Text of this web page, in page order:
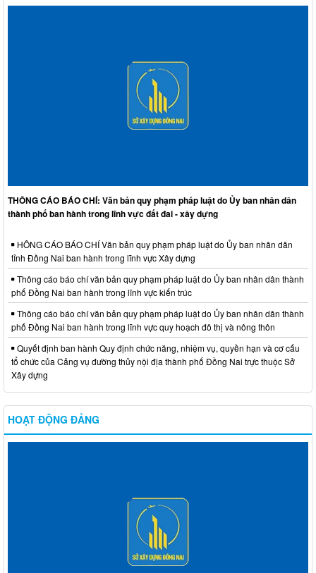
THÔNG CÁO BÁO CHÍ: Văn bản quy phạm pháp luật do Ủy ban nhân dân
thành phố ban hành trong lĩnh vực đất đai - xây dựng
HÔNG CÁO BÁO CHÍ Văn bản quy phạm pháp luật do Ủy ban nhân dân
tỉnh Đồng Nai ban hành trong lĩnh vực Xây dựng
Thông cáo báo chí văn bản quy phạm pháp luật do Ủy ban nhân dân thành
phố Đồng Nai ban hành trong lĩnh vực kiến trúc
Thông cáo báo chí văn bản quy phạm pháp luật do Ủy ban nhân dân thành
phố Đồng Nai ban hành trong lĩnh vực quy hoạch đô thị và nông thôn
Quyết định ban hành Quy định chức năng, nhiệm vụ, quyền hạn và cơ cấu
tổ chức của Cảng vụ đường thủy nội địa thành phố Đồng Nai trực thuộc Sở
Xây dựng
HOẠT ĐỘNG ĐẢNG